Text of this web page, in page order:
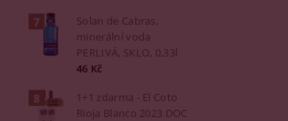
Solan de Cabras,
minerální voda
PERLIVÁ, SKLO, 0,33l
46 Kč
1+1 zdarma - El Coto
Rioja Blanco 2023 DOC